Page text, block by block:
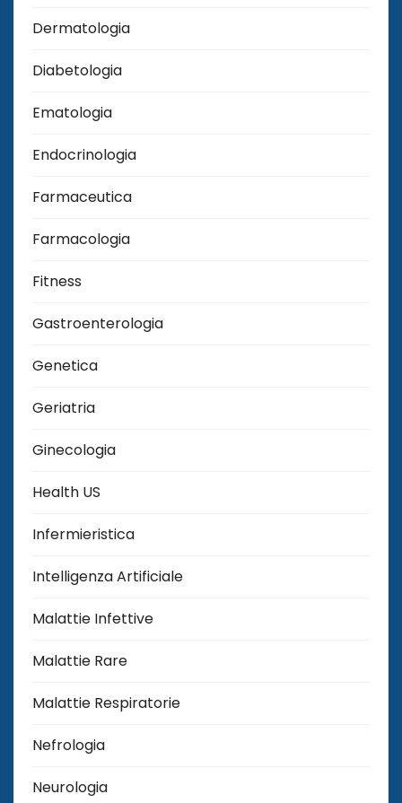
Dermatologia
Diabetologia
Ematologia
Endocrinologia
Farmaceutica
Farmacologia
Fitness
Gastroenterologia
Genetica
Geriatria
Ginecologia
Health US
Infermieristica
Intelligenza Artificiale
Malattie Infettive
Malattie Rare
Malattie Respiratorie
Nefrologia
Neurologia